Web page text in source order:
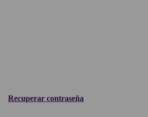
Recuperar contraseña